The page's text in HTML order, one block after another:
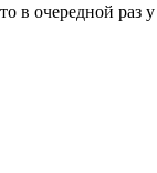
в очередной раз